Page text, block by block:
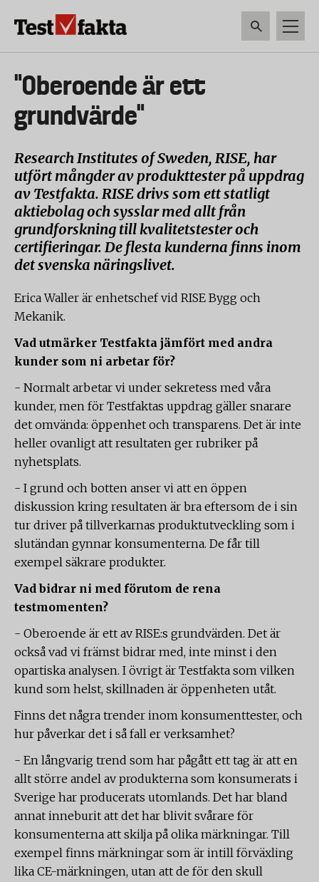
Huvudmeny
ny
"Oberoende är ett
grundvärde"
Research Institutes of Sweden, RISE, har
utfört mångder av produkttester på uppdrag
av Testfakta. RISE drivs som ett statligt
aktiebolag och sysslar med allt från
grundforskning till kvalitetstester och
certifieringar. De flesta kunderna finns inom
det svenska näringslivet.
Erica Waller är enhetschef vid RISE Bygg och
Mekanik.
Vad utmärker Testfakta jämfört med andra
kunder som ni arbetar för?
- Normalt arbetar vi under sekretess med våra
kunder, men för Testfaktas uppdrag gäller snarare
det omvända: öppenhet och transparens. Det är inte
heller ovanligt att resultaten ger rubriker på
nyhetsplats.
- I grund och botten anser vi att en öppen
diskussion kring resultaten är bra eftersom de i sin
tur driver på tillverkarnas produktutveckling som i
slutändan gynnar konsumenterna. De får till
exempel säkrare produkter.
Vad bidrar ni med förutom de rena
testmomenten?
- Oberoende är ett av RISE:s grundvärden. Det är
också vad vi främst bidrar med, inte minst i den
opartiska analysen. I övrigt är Testfakta som vilken
kund som helst, skillnaden är öppenheten utåt.
Finns det några trender inom konsumenttester, och
hur påverkar det i så fall er verksamhet?
- En långvarig trend som har pågått ett tag är att en
allt större andel av produkterna som konsumerats i
Sverige har producerats utomlands. Det har bland
annat inneburit att det har blivit svårare för
konsumenterna att skilja på olika märkningar. Till
exempel finns märkningar som är intill förväxling
lika CE-märkningen, utan att de för den skull